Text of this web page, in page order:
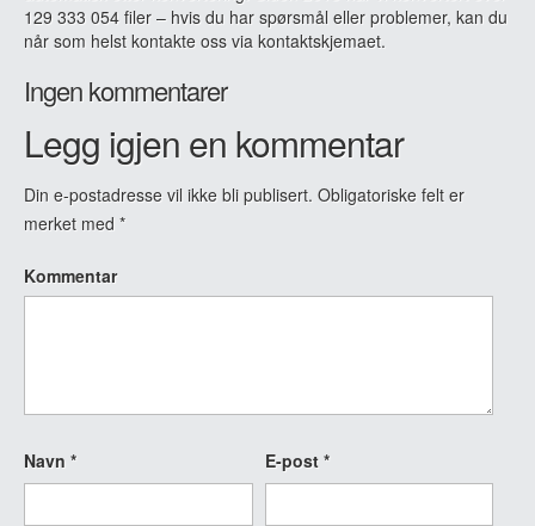
129 333 054 filer – hvis du har spørsmål eller problemer, kan du
når som helst kontakte oss via kontaktskjemaet.
Ingen kommentarer
Legg igjen en kommentar
Din e-postadresse vil ikke bli publisert. Obligatoriske felt er
merket med *
Kommentar
Navn * E-post *